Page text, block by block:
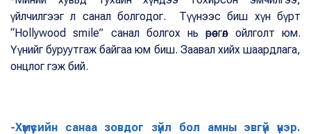
үйлчилгээг л санал болгодог. Түүнээс биш хүн бүрт
“Hollywood smile” санал болгох нь өрөөсгөл ойлголт юм.
Үүнийг буруутгаж байгаа юм биш. Заавал хийх шаардлага,
онцлог гэж бий.
-Хүмүүсийн санаа зовдог зүйл бол амны эвгүй үнэр.